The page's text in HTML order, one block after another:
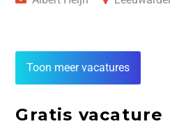
Toon meer vacatures
Gratis vacature